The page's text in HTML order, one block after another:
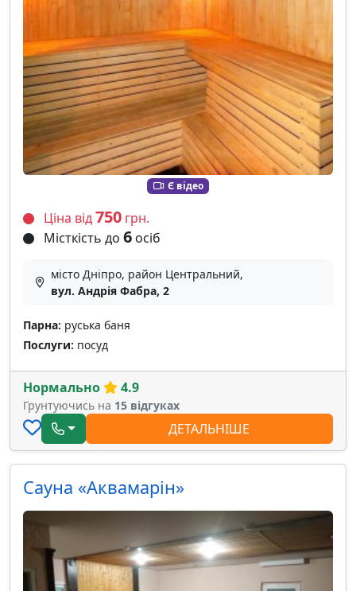
Є відео
Ціна від750 грн.
Місткість до 6 осіб
місто Дніпро, район Центральний,
вул. Андрія Фабра, 2
Парна: руська баня
Послуги: посуд
Нормально 4.9
Грунтуючись на 15 відгуках
ДЕТАЛЬНІШЕ
Сауна «Аквамарін»